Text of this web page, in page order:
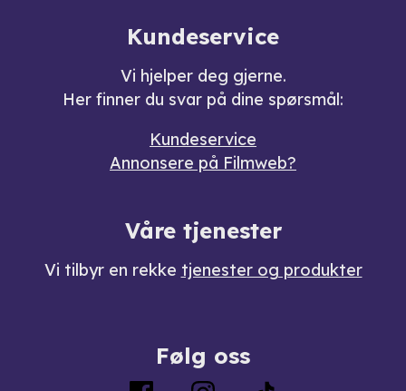
Kundeservice
Vi hjelper deg gjerne.
Her finner du svar på dine spørsmål:
Kundeservice
Annonsere på Filmweb?
Våre tjenester
Vi tilbyr en rekke tjenester og produkter
Følg oss